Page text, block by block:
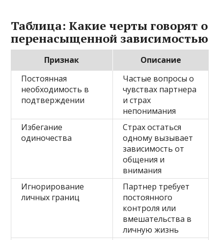
Таблица: Какие черты говорят о
перенасыщенной зависимостью
Признак
Описание
Постоянная
необходимость в
подтверждении
Частые вопросы о
чувствах партнера
и страх
непонимания
Избегание
одиночества
Страх остаться
одному вызывает
зависимость от
общения и
внимания
Игнорирование
личных границ
Партнер требует
постоянного
контроля или
вмешательства в
личную жизнь